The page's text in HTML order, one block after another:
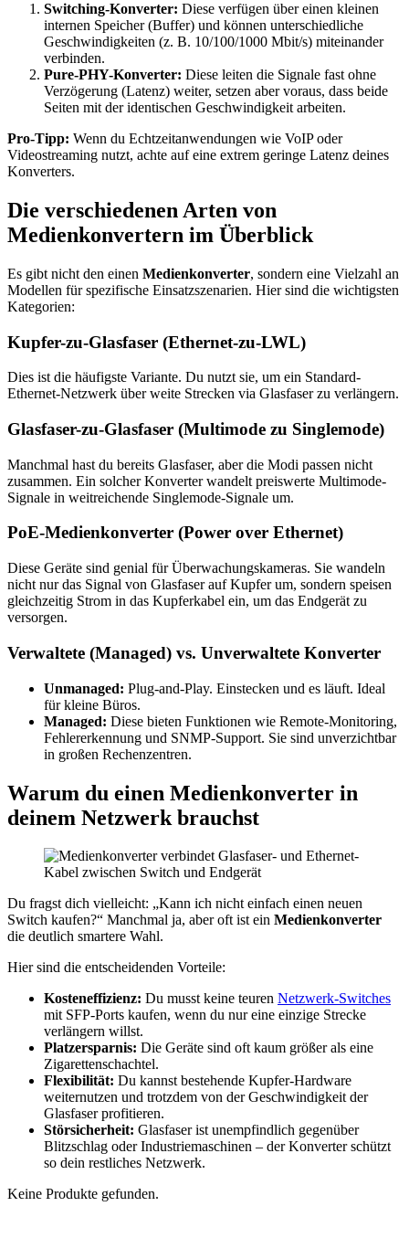
Switching-Konverter: Diese verfügen über einen kleinen
internen Speicher (Buffer) und können unterschiedliche
Geschwindigkeiten (z. B. 10/100/1000 Mbit/s) miteinander
verbinden.
Pure-PHY-Konverter: Diese leiten die Signale fast ohne
Verzögerung (Latenz) weiter, setzen aber voraus, dass beide
Seiten mit der identischen Geschwindigkeit arbeiten.
Pro-Tipp: Wenn du Echtzeitanwendungen wie VoIP oder
Videostreaming nutzt, achte auf eine extrem geringe Latenz deines
Konverters.
Die verschiedenen Arten von
Medienkonvertern im Überblick
Es gibt nicht den einen Medienkonverter, sondern eine Vielzahl an
Modellen für spezifische Einsatzszenarien. Hier sind die wichtigsten
Kategorien:
Kupfer-zu-Glasfaser (Ethernet-zu-LWL)
Dies ist die häufigste Variante. Du nutzt sie, um ein Standard-
Ethernet-Netzwerk über weite Strecken via Glasfaser zu verlängern.
Glasfaser-zu-Glasfaser (Multimode zu Singlemode)
Manchmal hast du bereits Glasfaser, aber die Modi passen nicht
zusammen. Ein solcher Konverter wandelt preiswerte Multimode-
Signale in weitreichende Singlemode-Signale um.
PoE-Medienkonverter (Power over Ethernet)
Diese Geräte sind genial für Überwachungskameras. Sie wandeln
nicht nur das Signal von Glasfaser auf Kupfer um, sondern speisen
gleichzeitig Strom in das Kupferkabel ein, um das Endgerät zu
versorgen.
Verwaltete (Managed) vs. Unverwaltete Konverter
Unmanaged: Plug-and-Play. Einstecken und es läuft. Ideal
für kleine Büros.
Managed: Diese bieten Funktionen wie Remote-Monitoring,
Fehlererkennung und SNMP-Support. Sie sind unverzichtbar
in großen Rechenzentren.
Warum du einen Medienkonverter in
deinem Netzwerk brauchst
Du fragst dich vielleicht: „Kann ich nicht einfach einen neuen
Switch kaufen?“ Manchmal ja, aber oft ist ein Medienkonverter
die deutlich smartere Wahl.
Hier sind die entscheidenden Vorteile:
Kosteneffizienz: Du musst keine teuren Netzwerk-Switches
mit SFP-Ports kaufen, wenn du nur eine einzige Strecke
verlängern willst.
Platzersparnis: Die Geräte sind oft kaum größer als eine
Zigarettenschachtel.
Flexibilität: Du kannst bestehende Kupfer-Hardware
weiternutzen und trotzdem von der Geschwindigkeit der
Glasfaser profitieren.
Störsicherheit: Glasfaser ist unempfindlich gegenüber
Blitzschlag oder Industriemaschinen – der Konverter schützt
so dein restliches Netzwerk.
Keine Produkte gefunden.